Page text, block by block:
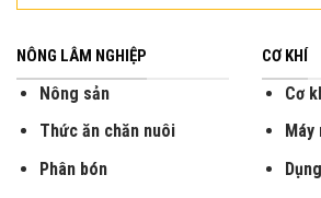
NÔNG LÂM NGHIỆP
Nông sản
Thức ăn chăn nuôi
Phân bón
CƠ KHÍ
Cơ